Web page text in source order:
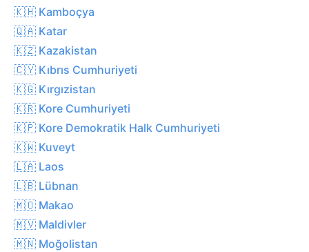
🇰🇭 Kamboçya
🇶🇦 Katar
🇰🇿 Kazakistan
🇨🇾 Kıbrıs Cumhuriyeti
🇰🇬 Kırgızistan
🇰🇷 Kore Cumhuriyeti
🇰🇵 Kore Demokratik Halk Cumhuriyeti
🇰🇼 Kuveyt
🇱🇦 Laos
🇱🇧 Lübnan
🇲🇴 Makao
🇲🇻 Maldivler
🇲🇳 Moğolistan